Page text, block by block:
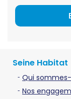
Seine Habitat
Qui
Nos